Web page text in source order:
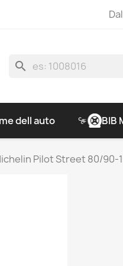
search
dell auto BIB
Pilot Street 80/90-